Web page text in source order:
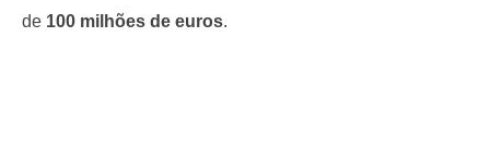
de 100 milhões de euros.